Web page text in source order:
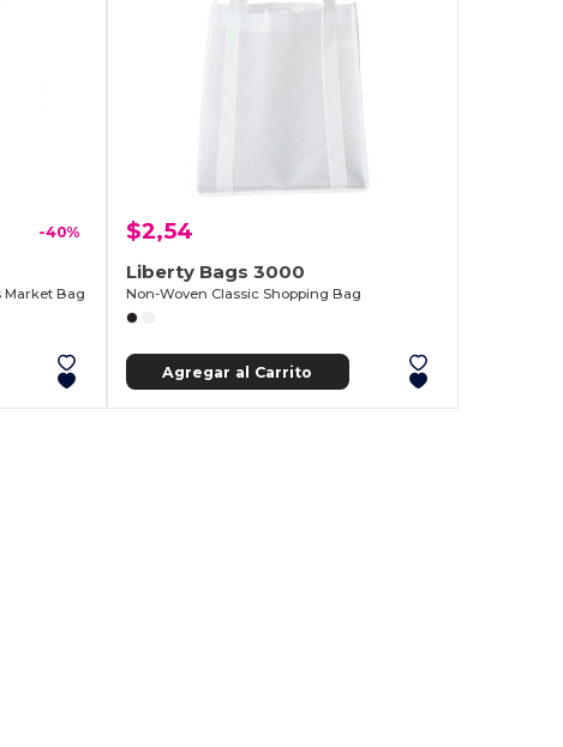
-40%
Market Bag
$2,54
Liberty Bags 3000
Non-Woven Classic Shopping Bag
Agregar al Carrito